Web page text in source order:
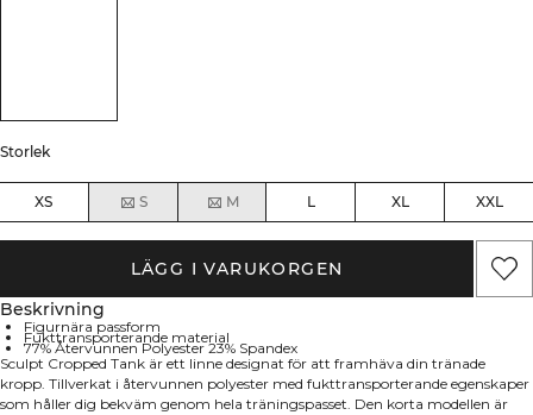
Storlek
XS S M L XL XXL
LÄGG I VARUKORGEN
Beskrivning
Figurnära passform
Fukttransporterande material
77% Återvunnen Polyester 23% Spandex
Sculpt Cropped Tank är ett linne designat för att framhäva din tränade
kropp. Tillverkat i återvunnen polyester med fukttransporterande egenskaper
som håller dig bekväm genom hela träningspasset. Den korta modellen är